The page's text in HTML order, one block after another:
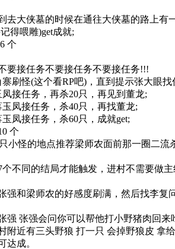
大侠墓的时候在通往大侠墓的路上有
得喂雕)get成就;
个
接任务不要接任务不要接任务!!!
怪(这个看RP吧)，直到提示张大眼找
任务，再杀20只，再见到董龙;
接任务，杀40只，再找董龙;
接任务，杀60只，成就get;
个
怪的地点推荐梁师农面前那一圈二流
同的结局才能触发，进村不需要做主
和梁师农的好感度刷满，然后找李复
张强会问你可以帮他打小野猪肉回来
近有三头野狼 打一只 会掉野狼皮 拿给
达成。